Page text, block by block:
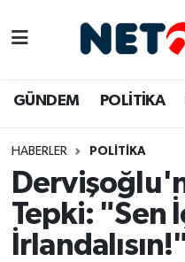
GÜNDEM POLİTİKA
HABERLER POLİTİKA
Tepki: "Sen
DÜNYA
EĞİTİM
EKONOMİ
Namaz Vakitleri
Trafik Durumu
Süper Lig Puan